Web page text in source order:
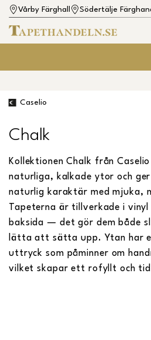
Vårby Färghall Södertälje
Caselio
Chalk
Kollektionen Chalk från
naturliga, kalkade ytor och
naturlig karaktär med mjuka,
Tapeterna är tillverkade i vinyl
baksida — det gör dem både
lätta att sätta upp. Ytan har
uttryck som påminner om
vilket skapar ett rofyllt och